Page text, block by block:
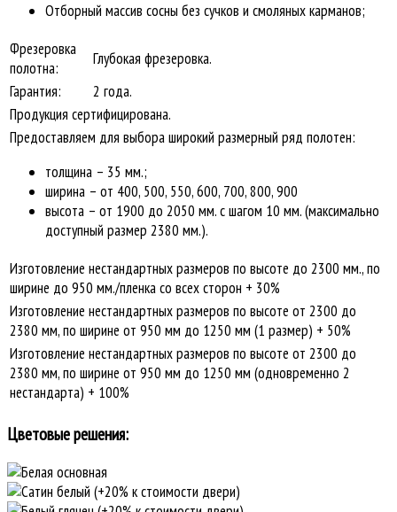
Отборный массив сосны без сучков и смоляных карманов;
Фрезеровка
полотна:
Глубокая фрезеровка.
Гарантия:
2 года.
Продукция сертифицирована.
Предоставляем для выбора широкий размерный ряд полотен:
толщина – 35 мм.;
ширина – от 400, 500, 550, 600, 700, 800, 900
высота – от 1900 до 2050 мм. с шагом 10 мм. (максимально
доступный размер 2380 мм.).
Изготовление нестандартных размеров по высоте до 2300 мм., по
ширине до 950 мм./пленка со всех сторон + 30%
Изготовление нестандартных размеров по высоте от 2300 до
2380 мм, по ширине от 950 мм до 1250 мм (1 размер) + 50%
Изготовление нестандартных размеров по высоте от 2300 до
2380 мм, по ширине от 950 мм до 1250 мм (одновременно 2
нестандарта) + 100%
Цветовые решения: